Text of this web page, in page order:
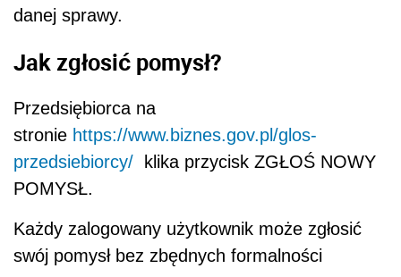
danej sprawy.
Jak zgłosić pomysł?
Przedsiębiorca na
stronie https://www.biznes.gov.pl/glos-
przedsiebiorcy/ klika przycisk ZGŁOŚ NOWY
POMYSŁ.
Każdy zalogowany użytkownik może zgłosić
swój pomysł bez zbędnych formalności